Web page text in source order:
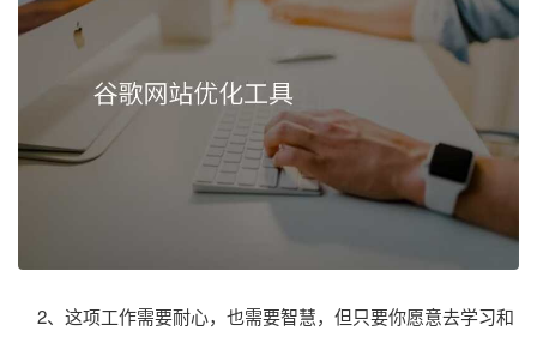
2、这项工作需要耐心，也需要智慧，但只要你愿意去学习和